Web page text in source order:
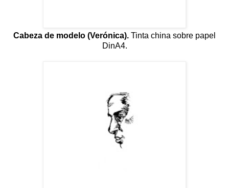
Cabeza de modelo (Verónica). Tinta china sobre papel
DinA4.